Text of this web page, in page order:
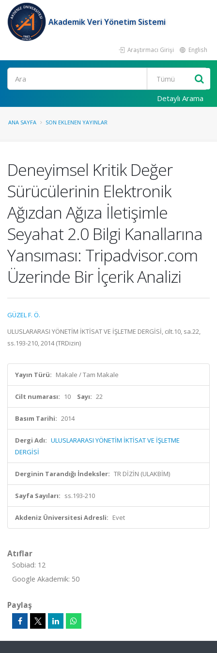
Akademik Veri Yönetim Sistemi
Araştırmacı Girişi English
Ara
Detaylı Arama
ANA SAYFA SON EKLENEN YAYINLAR
Deneyimsel Kritik Değer
Sürücülerinin Elektronik
Ağızdan Ağıza İletişimle
Seyahat 2.0 Bilgi Kanallarına
Yansıması: Tripadvisor.com
Üzerinde Bir İçerik Analizi
GÜZEL F. Ö.
ULUSLARARASI YÖNETİM İKTİSAT VE İŞLETME DERGİSİ, cilt.10, sa.22,
ss.193-210, 2014 (TRDizin)
Yayın Türü: Makale / Tam Makale
Cilt numarası: 10 Sayı: 22
Basım Tarihi: 2014
Dergi Adı: ULUSLARARASI YÖNETİM İKTİSAT VE İŞLETME
DERGİSİ
Derginin Tarandığı İndeksler: TR DİZİN (ULAKBİM)
Sayfa Sayıları: ss.193-210
Akdeniz Üniversitesi Adresli: Evet
Atıflar
Sobiad: 12
Google Akademik: 50
Paylaş